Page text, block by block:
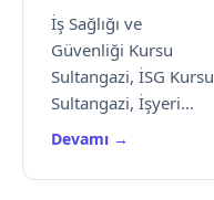
İş Sağlığı ve
Güvenliği Kursu
Sultangazi, İSG Kursu
Sultangazi, İşyeri...
Devamı →